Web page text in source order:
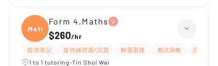
Maths
Form 4,Maths
$260/hr
提供筆記 提供練習題/試題 解題思路 應試策略
課程設計
1 to 1 tutoring-Tin Shui Wai